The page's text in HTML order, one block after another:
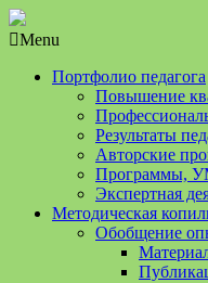
Menu
Портфолио педагога
Повышение
Результаты
Авторские
Программы,
Экспертная
Методическая
Обобщение